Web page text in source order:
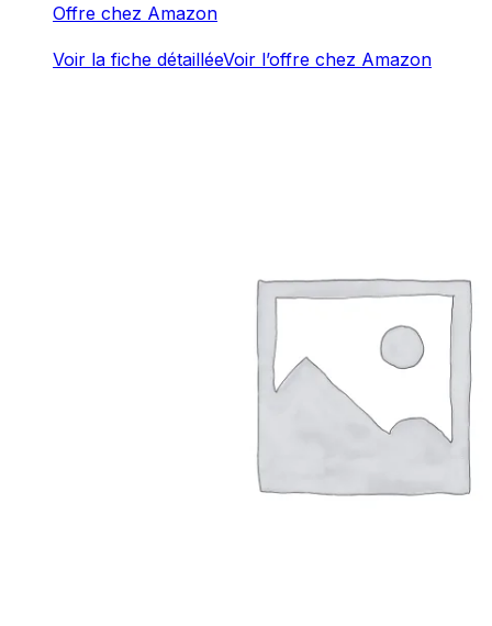
Offre chez Amazon
Voir la fiche détailléeVoir l’offre chez Amazon